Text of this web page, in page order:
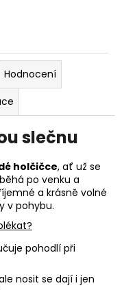
Hodnocení
slečnu
holčičce, ať už se
po venku a
a krásně volné
v pohybu.
pohodlí při
nosit se dají i jen